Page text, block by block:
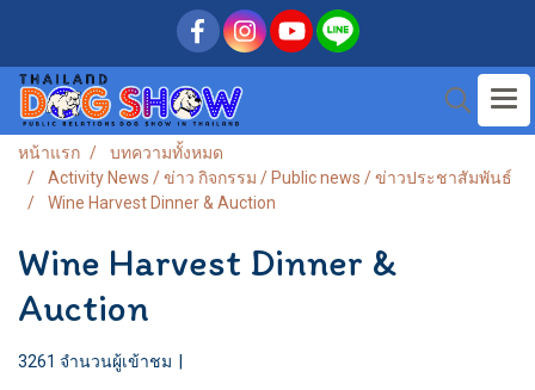
หน้าแรก
บทความทั้งหมด
Activity News / ข่าว กิจกรรม / Public news / ข่าวประชาสัมพันธ์
Wine Harvest Dinner & Auction
Wine Harvest Dinner &
Auction
3261 จำนวนผู้เข้าชม